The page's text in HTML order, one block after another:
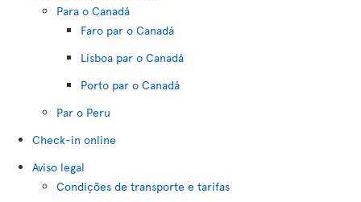
Para o Canadá
Faro par o Canadá
Lisboa par o Canadá
Porto par o Canadá
Par o Peru
Check-in online
Aviso legal
Condições de transporte e tarifas